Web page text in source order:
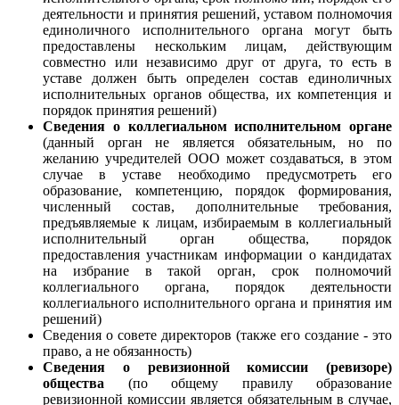
деятельности и принятия решений, уставом полномочия
единоличного исполнительного органа могут быть
предоставлены нескольким лицам, действующим
совместно или независимо друг от друга, то есть в
уставе должен быть определен состав единоличных
исполнительных органов общества, их компетенция и
порядок принятия решений)
Сведения о коллегиальном исполнительном органе
(данный орган не является обязательным, но по
желанию учредителей ООО может создаваться, в этом
случае в уставе необходимо предусмотреть его
образование, компетенцию, порядок формирования,
численный состав, дополнительные требования,
предъявляемые к лицам, избираемым в коллегиальный
исполнительный орган общества, порядок
предоставления участникам информации о кандидатах
на избрание в такой орган, срок полномочий
коллегиального органа, порядок деятельности
коллегиального исполнительного органа и принятия им
решений)
Сведения о совете директоров (также его создание - это
право, а не обязанность)
Сведения о ревизионной комиссии (ревизоре)
общества (по общему правилу образование
ревизионной комиссии является обязательным в случае,